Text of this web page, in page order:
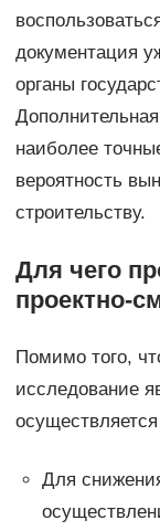
документация
органы
наиболее
вероятность
строительству.
Для чего
проектно-
Помимо того,
исследование
Для